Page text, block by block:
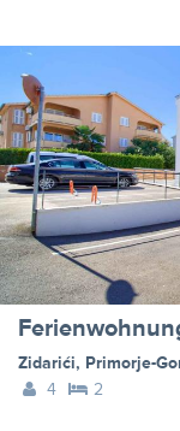
Zidarići, Primorje-
4
2